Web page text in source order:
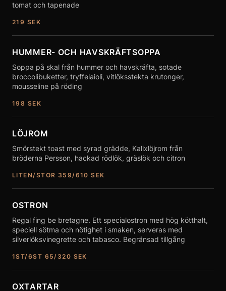
tomat och tapenade
219 SEK
HUMMER- OCH HAVSKRÄFTSOPPA
Soppa på skal från hummer och havskräfta, sotade
broccolibuketter, tryffelaioli, vitlöksstekta krutonger,
mousseline på röding
198 SEK
LÖJROM
Smörstekt toast med syrad grädde, Kalixlöjrom från
bröderna Persson, hackad rödlök, gräslök och citron
LITEN/STOR 359/610SEK
OSTRON
Regal fing be bretagne. Ett specialostron med hög kötthalt,
speciell sötma och nötighet i smaken, serveras med
silverlöksvinegrette och tabasco. Begränsad tillgång
1ST/6ST 65/320 SEK
OXTARTAR